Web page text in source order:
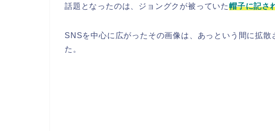
話題となったのは、ジョングクが被っていた帽子に記さ
SNSを中心に広がったその画像は、あっという間に拡散
た。